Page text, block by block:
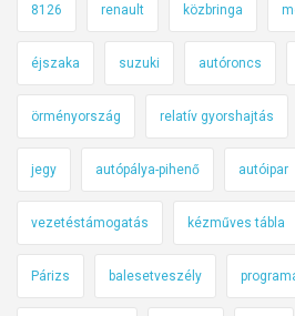
8126 renault közbringa
éjszaka suzuki autóroncs
örményország relatív gyorshajtás
jegy autópálya-pihenő autóipar
vezetéstámogatás kézműves tábla
Párizs balesetveszély